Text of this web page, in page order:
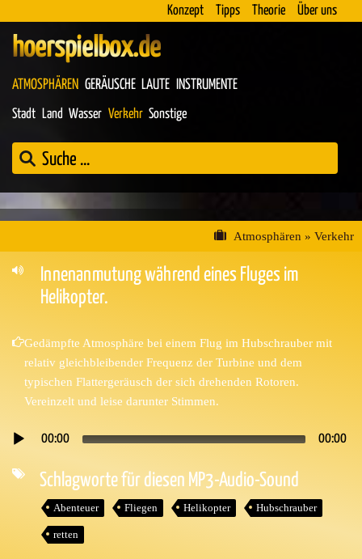
Konzept Tipps Theorie Über uns
hoerspielbox.de
ATMOSPHÄREN GERÄUSCHE LAUTE INSTRUMENTE
Stadt Land Wasser Verkehr Sonstige
Atmosphären » Verkehr
Innenanmutung während eines Fluges im
Helikopter.
Gedämpfte Atmosphäre bei einem Flug im Hubschrauber mit
relativ gleichbleibender Frequenz der Turbine und dem
typischen Flattergeräusch der sich drehenden Rotoren.
Vereinzelt und leise darunter Stimmen.
Audio-
00:00 00:00
Schlagworte für diesen MP3-Audio-Sound
Abenteuer Fliegen Helikopter Hubschrauber
retten